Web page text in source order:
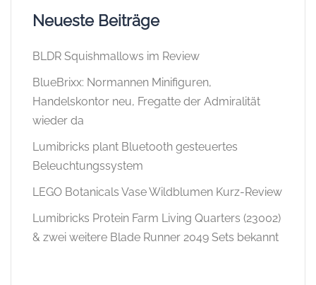
Neueste Beiträge
BLDR Squishmallows im Review
BlueBrixx: Normannen Minifiguren,
Handelskontor neu, Fregatte der Admiralität
wieder da
Lumibricks plant Bluetooth gesteuertes
Beleuchtungssystem
LEGO Botanicals Vase Wildblumen Kurz-Review
Lumibricks Protein Farm Living Quarters (23002)
& zwei weitere Blade Runner 2049 Sets bekannt